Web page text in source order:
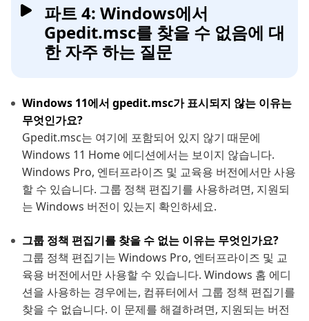
파트 4: Windows에서
Gpedit.msc를 찾을 수 없음에 대
한 자주 하는 질문
Windows 11에서 gpedit.msc가 표시되지 않는 이유는
무엇인가요?
Gpedit.msc는 여기에 포함되어 있지 않기 때문에
Windows 11 Home 에디션에서는 보이지 않습니다.
Windows Pro, 엔터프라이즈 및 교육용 버전에서만 사용
할 수 있습니다. 그룹 정책 편집기를 사용하려면, 지원되
는 Windows 버전이 있는지 확인하세요.
그룹 정책 편집기를 찾을 수 없는 이유는 무엇인가요?
그룹 정책 편집기는 Windows Pro, 엔터프라이즈 및 교
육용 버전에서만 사용할 수 있습니다. Windows 홈 에디
션을 사용하는 경우에는, 컴퓨터에서 그룹 정책 편집기를
찾을 수 없습니다. 이 문제를 해결하려면, 지원되는 버전